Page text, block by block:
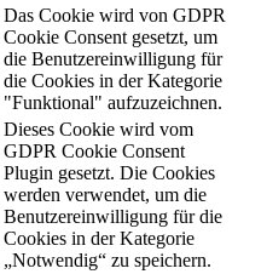
Das Cookie wird von GDPR
Cookie Consent gesetzt, um
die Benutzereinwilligung für
die Cookies in der Kategorie
"Funktional" aufzuzeichnen.
Dieses Cookie wird vom
GDPR Cookie Consent
Plugin gesetzt. Die Cookies
werden verwendet, um die
Benutzereinwilligung für die
Cookies in der Kategorie
„Notwendig“ zu speichern.